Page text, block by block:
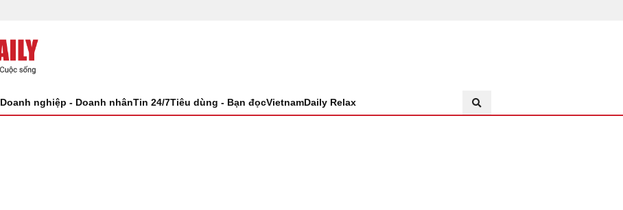
Doanh nghiệp - Doanh nhânTin 24/7Tiêu dùng - Bạn đọcVietnamDaily Relax